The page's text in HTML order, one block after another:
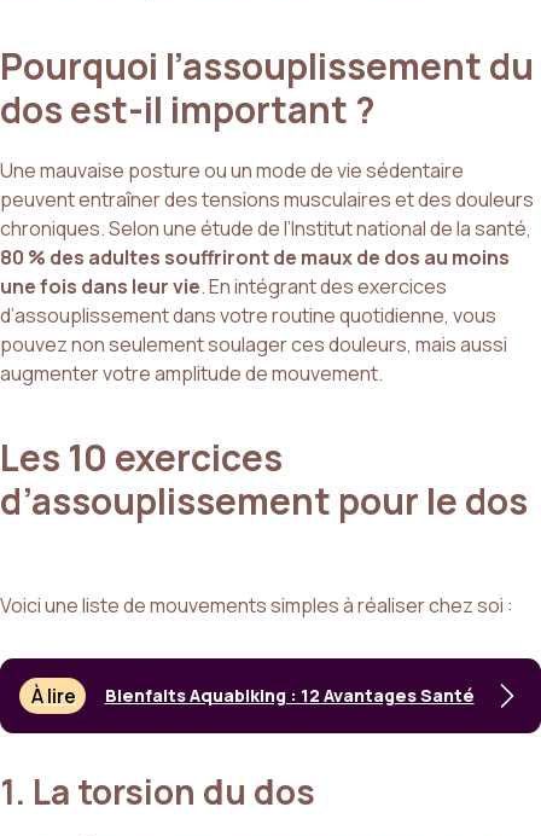
Pourquoi l’assouplissement du
dos est-il important ?
Une mauvaise posture ou un mode de vie sédentaire
peuvent entraîner des tensions musculaires et des douleurs
chroniques. Selon une étude de l’Institut national de la santé,
80 % des adultes souffriront de maux de dos au moins
une fois dans leur vie. En intégrant des exercices
d’assouplissement dans votre routine quotidienne, vous
pouvez non seulement soulager ces douleurs, mais aussi
augmenter votre amplitude de mouvement.
Les 10 exercices
d’assouplissement pour le dos
Voici une liste de mouvements simples à réaliser chez soi :
À lire Bienfaits Aquabiking : 12 Avantages Santé
1. La torsion du dos